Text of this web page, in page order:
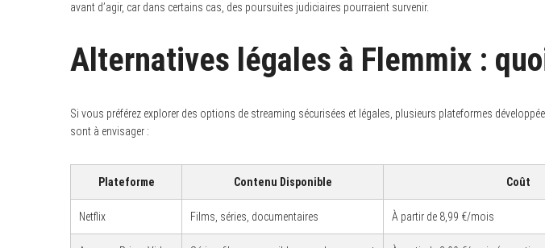
avant d’agir, car dans certains cas, des poursuites judiciaires pourraient survenir.
Alternatives légales à Flemmix :
Si vous préférez explorer des options de streaming sécurisées et légales, plusieurs plateformes
sont à envisager :
Plateforme Contenu Disponible Coût
Netflix Films, séries, documentaires À partir de 8,99 €/mois